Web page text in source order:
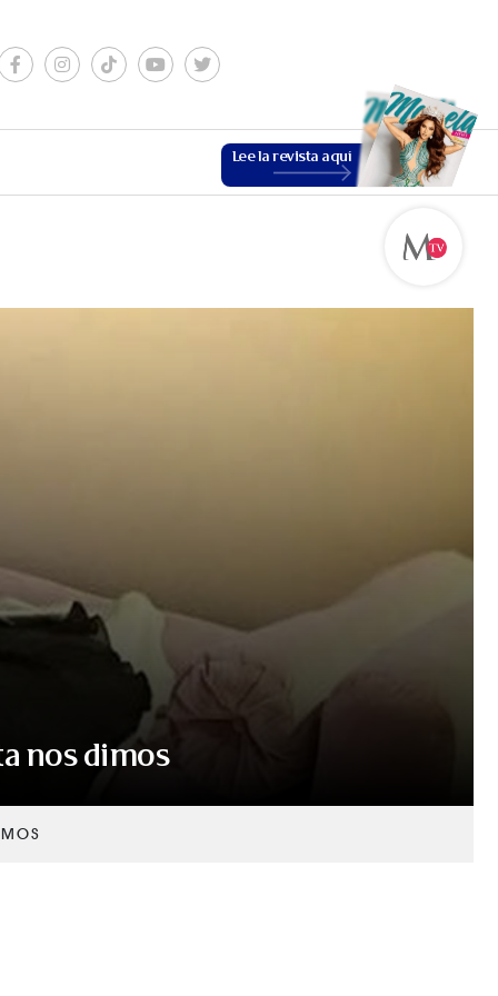
Lee la revista aquí
nos dimos